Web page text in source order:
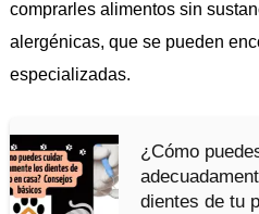
comprarles alimentos sin
alergénicas, que se pueden
especializadas.
¿Cómo
dientes de tu